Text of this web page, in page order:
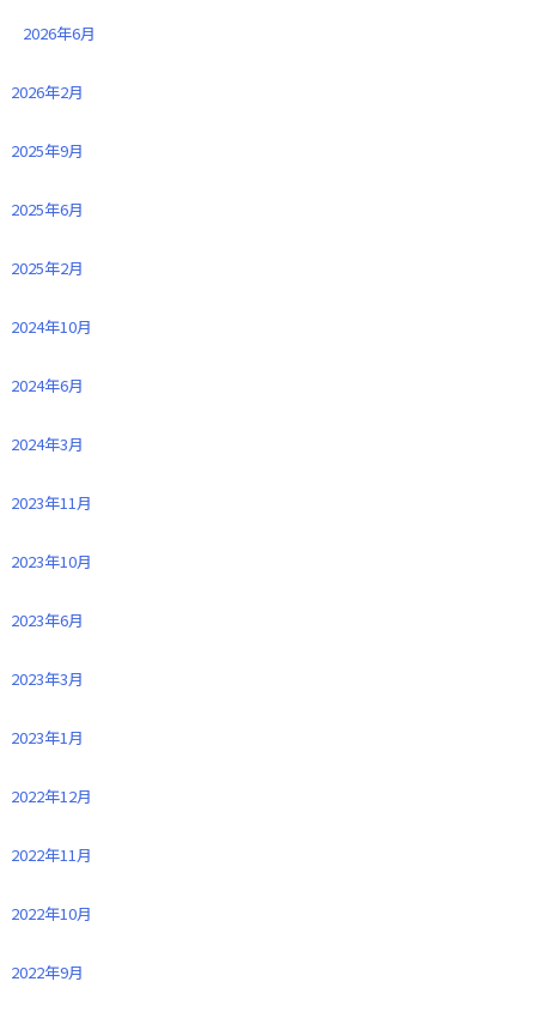
2026年6月
2026年2月
2025年9月
2025年6月
2025年2月
2024年10月
2024年6月
2024年3月
2023年11月
2023年10月
2023年6月
2023年3月
2023年1月
2022年12月
2022年11月
2022年10月
2022年9月